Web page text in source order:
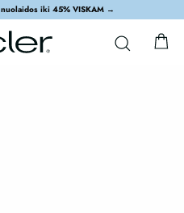
nuolaidos iki 45% VISKAM →